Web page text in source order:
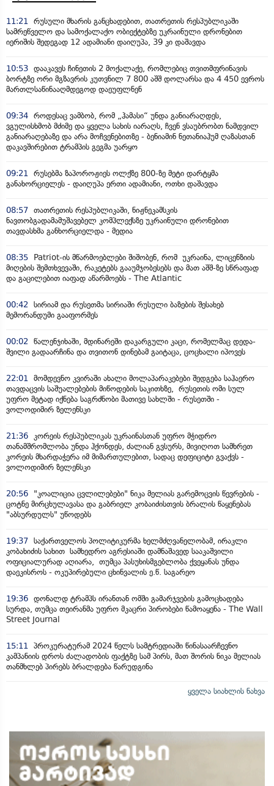
11:21
რუსული მხარის განცხადებით, თათრეთის რესპუბლიკაში
სამრეწველო და სამოქალაქო ობიექტებზე უკრაინული დრონებით
იერიშის შედეგად 12 ადამიანი დაიღუპა, 39 კი დაშავდა
10:53 დააკავეს ჩინეთის 2 მოქალაქე, რომლებიც თვითმფრინავის
ბორტზე ორი მგზავრის კუთვნილ 7 800 აშშ დოლარსა და 4 450 ევროს
მართლსაწინააღმდეგოდ დაეუფლნენ
09:34 როდესაც ვამბობ, რომ „ჰამასი“ უნდა განიარაღდეს,
ვგულისხმობ მძიმე და ყველა სახის იარაღს, ჩვენ ვსაუბრობთ ნამდვილ
განიარაღებაზე და არა მოჩვენებითზე - ბენიამინ ნეთანიაჰუმ ღაზასთან
დაკავშირებით ტრამპის გეგმა უარყო
09:21
რუსებმა ზაპოროჟიეს ოლქზე 800-ზე მეტი დარტყმა
განახორციელეს - დაიღუპა ერთი ადამიანი, ოთხი დაშავდა
08:57 თათრეთის რესპუბლიკაში, ნიჟნეკამსკის
ნავთობგადამამუშავებელ კომპლექსზე უკრაინული დრონებით
თავდასხმა განხორციელდა - მედია
08:35
Patriot-ის მწარმოებლები შიშობენ, რომ უკრაინა, ლიცენზიის
მიღების შემთხვევაში, რაკეტებს გააუმჯობესებს და მათ აშშ-ზე სწრაფად
და გაცილებით იაფად აწარმოებს - The Atlantic
00:42
სირიამ და რუსეთმა სირიაში რუსული ბაზების შესახებ
მემორანდუმი გააფორმეს
00:02
წალენჯიხაში, მდინარეში დაკარგული კაცი, რომელმაც დედა-
შვილი გადაარჩინა და თვითონ დინებამ გაიტაცა, ცოცხალი იპოვეს
22:01
მომდევნო კვირაში ახალი მოლაპარაკებები შედგება საჰაერო
თავდაცვის საშუალებების მიწოდების საკითხზე, რუსეთის ომი სულ
უფრო მეტად იქნება საგრძნობი მათივე სახლში - რუსეთში -
ვოლოდიმირ ზელენსკი
21:36
კორეის რესპუბლიკას უკრაინასთან უფრო მჭიდრო
თანამშრომლობა უნდა ჰქონდეს, ძალიან გვსურს, მივიღოთ სამხრეთ
კორეის მხარდაჭერა იმ მიმართულებით, სადაც დეფიციტი გვაქვს -
ვოლოდიმირ ზელენსკი
20:56
"კოალიცია ცვლილებები" ნიკა მელიას გარემოცვის წევრების -
ცოტნე მირცხულავასა და გაბრიელ კობაიძისთვის ბრალის წაყენებას
"აბსურდულს" უწოდებს
19:37 საქართველოს პოლიტიკურმა ხელმძღვანელობამ, ირაკლი
კობახიძის სახით სამხედრო აგრესიაში დამნაშავედ სააკაშვილი
ოფიციალურად აღიარა, თუმცა პასუხისმგებლობა ქვეყანას უნდა
დაეკისროს - ოკუპირებული ცხინვალის ე.წ. საგარეო
19:36 დონალდ ტრამპს ირანთან ომში გამარჯვების გამოცხადება
სურდა, თუმცა თეირანმა უფრო მკაცრი პირობები წამოაყენა - The Wall
Street Journal
15:11
პროკურატურამ 2024 წელს სამტრედიაში წინასაარჩევნო
კამპანიის დროს ძალადობის ფაქტზე სამ პირს, მათ შორის ნიკა მელიას
თანმხლებ პირებს ბრალდება წარუდგინა
ყველა სიახლის ნახვა